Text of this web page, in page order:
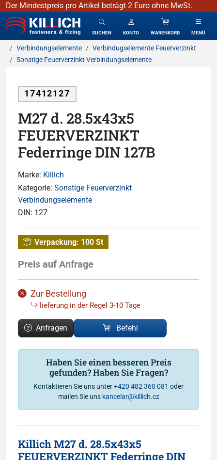
Der Mindestpreis pro Artikel beträgt 2 Euro ohne MwSt.
KILLICH - Verbindungselemente
SUCHEN KONTO WARENKORB MENÜ
Verbindungselemente
Verbindugselemente Feuerverzinkt
Sonstige Feuerverzinkt Verbindungselemente
17412127
M27 d. 28.5x43x5
FEUERVERZINKT
Federringe DIN 127B
Marke: Killich
Kategorie: Sonstige Feuerverzinkt
Verbindungselemente
DIN: 127
Verpackung: 100 St
Preis auf Anfrage
Zur Bestellung
lieferung in der Regel 3-10 Tage
Anfragen Befehl
Haben Sie einen besseren Preis
gefunden? Haben Sie Fragen?
Kontaktieren Sie uns unter+420 482 360 081 oder
mailen Sie uns kancelar@killich.cz
Killich M27 d. 28.5x43x5
FEUERVERZINKT Federringe DIN